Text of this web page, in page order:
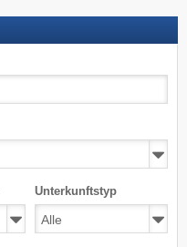
Unterkunftstyp